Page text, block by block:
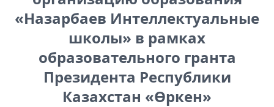
«Назарбаев Интеллектуальные
школы» в рамках
образовательного гранта
Президента Республики
Казахстан «Өркен»